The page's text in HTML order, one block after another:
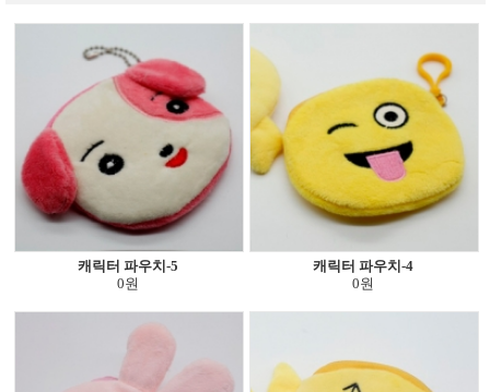
캐릭터 파우치-5
0원
캐릭터 파우치-4
0원